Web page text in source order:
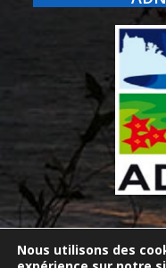
Nous utilisons des